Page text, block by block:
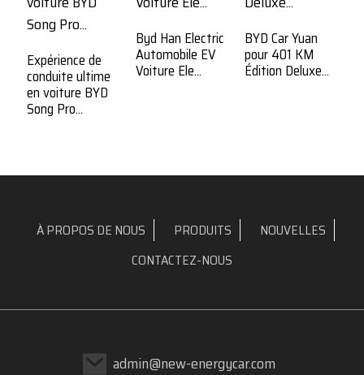
Expérience de
conduite ultime
en voiture BYD
Song Pro...
Byd Han Electric
Automobile EV
Voiture Ele...
BYD Car Yuan
pour 401 KM
Édition Deluxe...
À PROPOS DE NOUS PRODUITS
NOUVELLES
CONTACTEZ-NOUS
admin@new-energycar.com